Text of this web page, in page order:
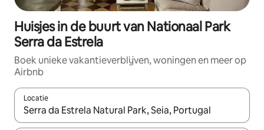
Huisjes in de buurt van Nationaal Park
Serra da Estrela
Boek unieke vakantieverblijven, woningen en meer op
Airbnb
Locatie
Wanneer er suggesties beschikbaar zijn, maak je een keuze